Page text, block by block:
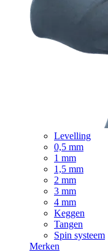
Levelling
0,5 mm
1 mm
1,5 mm
2 mm
3 mm
4 mm
Keggen
Tangen
Spin systeem
Merken